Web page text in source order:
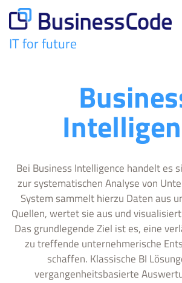
content
IT for future
Bei Business Intelligence handelt es
zur systematischen Analyse von
System sammelt hierzu Daten aus
Quellen, wertet sie aus und
Das grundlegende Ziel ist es, eine
zu treffende unternehmerische
schaffen. Klassische BI
vergangenheitsbasierte